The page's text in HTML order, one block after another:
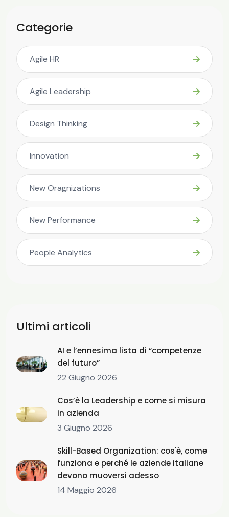
Categorie
Agile HR
Agile Leadership
Design Thinking
Innovation
New Oragnizations
New Performance
People Analytics
Ultimi articoli
AI e l’ennesima lista di “competenze
del futuro”
22 Giugno 2026
Cos’è la Leadership e come si misura
in azienda
3 Giugno 2026
Skill-Based Organization: cos'è, come
funziona e perché le aziende italiane
devono muoversi adesso
14 Maggio 2026